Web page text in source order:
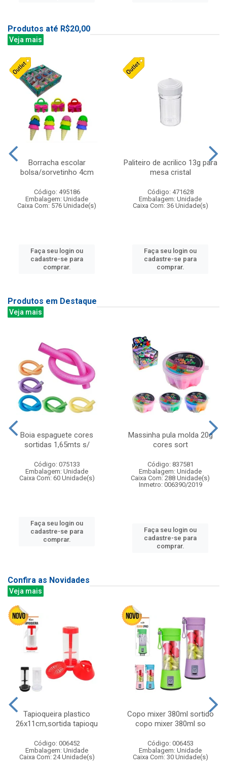
Produtos até R$20,00
Veja mais
Borracha escolar
bolsa/sorvetinho 4cm
Código: 495186
Embalagem: Unidade
Caixa Com: 576 Unidade(s)
Faça seu login ou
cadastre-se para
comprar.
Paliteiro de acrilico 13g para
mesa cristal
Código: 471628
Embalagem: Unidade
Caixa Com: 36 Unidade(s)
Faça seu login ou
cadastre-se para
comprar.
Produtos em Destaque
Veja mais
Boia espaguete cores
sortidas 1,65mts s/
Código: 075133
Embalagem: Unidade
Caixa Com: 60 Unidade(s)
Faça seu login ou
cadastre-se para
comprar.
Massinha pula molda 20g
cores sort
Código: 837581
Embalagem: Unidade
Caixa Com: 288 Unidade(s)
Inmetro: 006390/2019
Faça seu login ou
cadastre-se para
comprar.
Confira as Novidades
Veja mais
Tapioqueira plastico
26x11cm,sortida tapioqu
Código: 006452
Embalagem: Unidade
Caixa Com: 24 Unidade(s)
Copo mixer 380ml sortido
copo mixer 380ml so
Código: 006453
Embalagem: Unidade
Caixa Com: 30 Unidade(s)